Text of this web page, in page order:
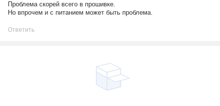
Проблема скорей всего в прошивке.
Но впрочем и с питанием может быть проблема.
Ответить